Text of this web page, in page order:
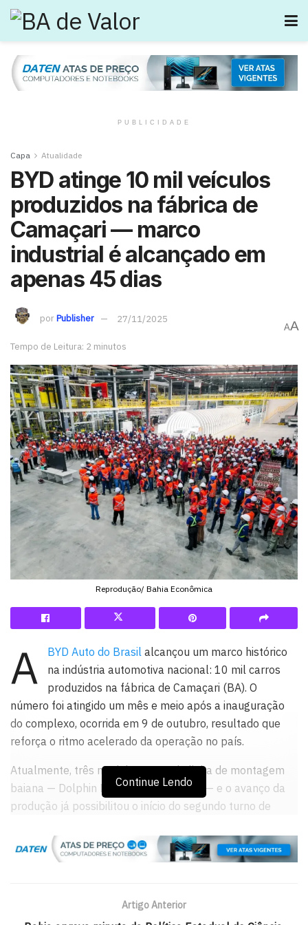
PUBLICIDADE
Capa Atualidade
BYD atinge 10 mil veículos
produzidos na fábrica de
Camaçari — marco
industrial é alcançado em
apenas 45 dias
porPublisher 27/11/2025
Tempo de Leitura: 2 minutos
AA
Reprodução/ Bahia Econômica
A BYD Auto do Brasilalcançou um marco histórico
na indústria automotiva nacional: 10 mil carros
produzidos na fábrica de Camaçari (BA). O
número foi atingido um mês e meio após a inauguração
do complexo, ocorrida em 9 de outubro, resultado que
reforça o ritmo acelerado da operação no país.
Atualmente, três modelos saem da linha de montagem
baiana — Dolphin Mini, King e Song Pro — e o avanço da
produção já possibilitou o início do segundo turno de
período noturno. A medida marca o início da expansão
industrial do projeto e amplia a geração de emprego e
📊 Capacidade de Produção — e planos maiores
Continue Lendo
Artigo Anterior